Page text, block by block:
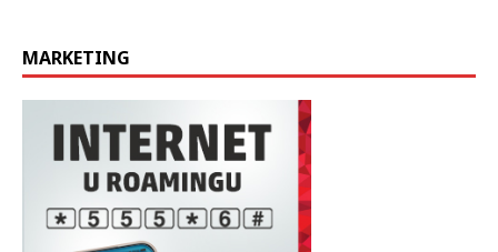
MARKETING